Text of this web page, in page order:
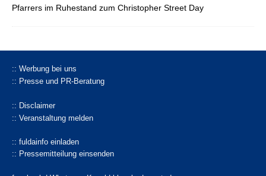
Pfarrers im Ruhestand zum Christopher Street Day
:: Werbung bei uns
:: Presse und PR-Beratung
:: Disclaimer
:: Veranstaltung melden
:: fuldainfo einladen
:: Pressemitteilung einsenden